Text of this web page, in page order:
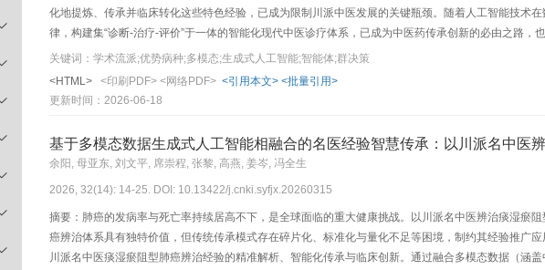
化地提炼、传承并临床转化这些特色经验，已成为限制川派中医发展的关键瓶颈。随着人工智能技术
律，构建集“诊断-治疗-评价”于一体的智能化现代中医诊疗体系，已成为中医药传承创新的必由之路
术流派为切入点，聚焦川派中医优势病种，提出“四维度数据-多模态融合-多智能体决策”的创新路径
症，维度Ⅲ：名家用药规律，维度Ⅳ：名方特色机制），采用多模态数据融合、生成式人工智能等技
径，进而形成并完善川派中医优势病种的多智能体群决策模型。该模型能够精准生成个性化诊疗方案
关键词：学术流派;优势病种;多模态;生成式人工智能;智能体;群决策
<HTML>
<印刷PDF> <网络PDF> <引用本文> <批量引用>
更新时间：2026-06-18
基于多模态数据生成式人工智能相融合的名医经验智慧传承：以川派名中医
余阳, 母亚东, 刘文平, 席崇程, 张黎, 高燕, 姜岑, 冯全生
2026, 32(14): 14-25. DOI: 10.13422/j.cnki.syfjx.20260315
摘要：肺癌的发病率与死亡率持续居高不下，是全球面临的重大健康挑战。以川派名中医辨治痰湿瘀
癌辨治体系具有独特价值，但传统传承模式存在碎片化、标准化与量化不足等困境，制约其经验推广
川派名中医痰湿瘀阻型肺癌辨治经验的精准解析、智能化传承与临床创新。通过融合多模态数据（涵